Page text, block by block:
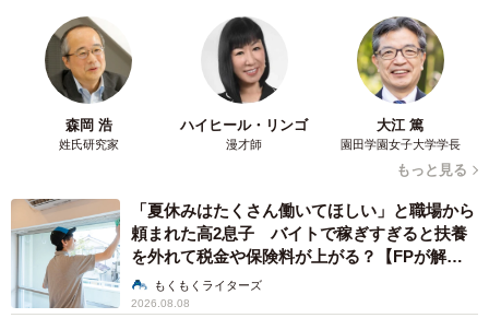
森岡 浩
姓氏研究家
ハイヒール・リンゴ
漫才師
大江 篤
園田学園女子大学学長
もっと見る
「夏休みはたくさん働いてほしい」と職場から
頼まれた高2息子 バイトで稼ぎすぎると扶養
を外れて税金や保険料が上がる？【FPが解
説】もくもくライターズ
2026.08.08